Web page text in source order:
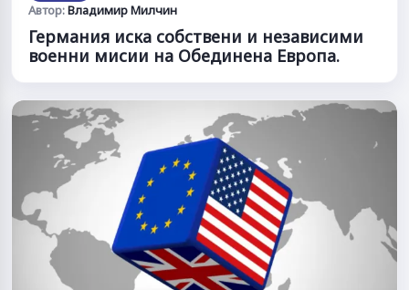
Автор:Владимир Милчин
Германия иска собствени и независими
военни мисии на Обединена Европа.